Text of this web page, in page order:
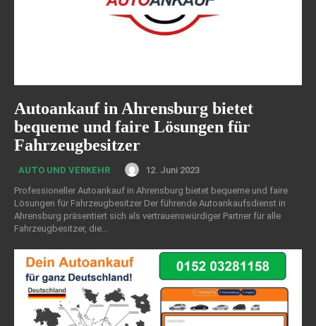
Autoankauf in Ahrensburg bietet
bequeme und faire Lösungen für
Fahrzeugbesitzer
AUTO UND VERKEHR
12. Juni 2023
Professioneller Autoankauf in Ahrensburg bietet bequeme und faire
Lösungen für Fahrzeugbesitzer Der führende Autoankaufsdienst in
Ahrensburg präsentiert sich als vertrauenswürdiger Partner für alle
Fahrzeugbesitzer, die...